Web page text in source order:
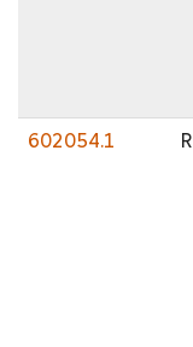
602054.1 R